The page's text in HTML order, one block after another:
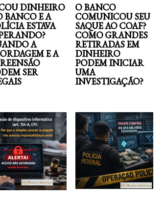
DINHEIRO
BANCO E A
ESTAVA
A
E A
SER
O BANCO
COMUNICOU SEU
SAQUE AO COAF?
COMO GRANDES
RETIRADAS EM
DINHEIRO
PODEM INICIAR
UMA
INVESTIGAÇÃO?